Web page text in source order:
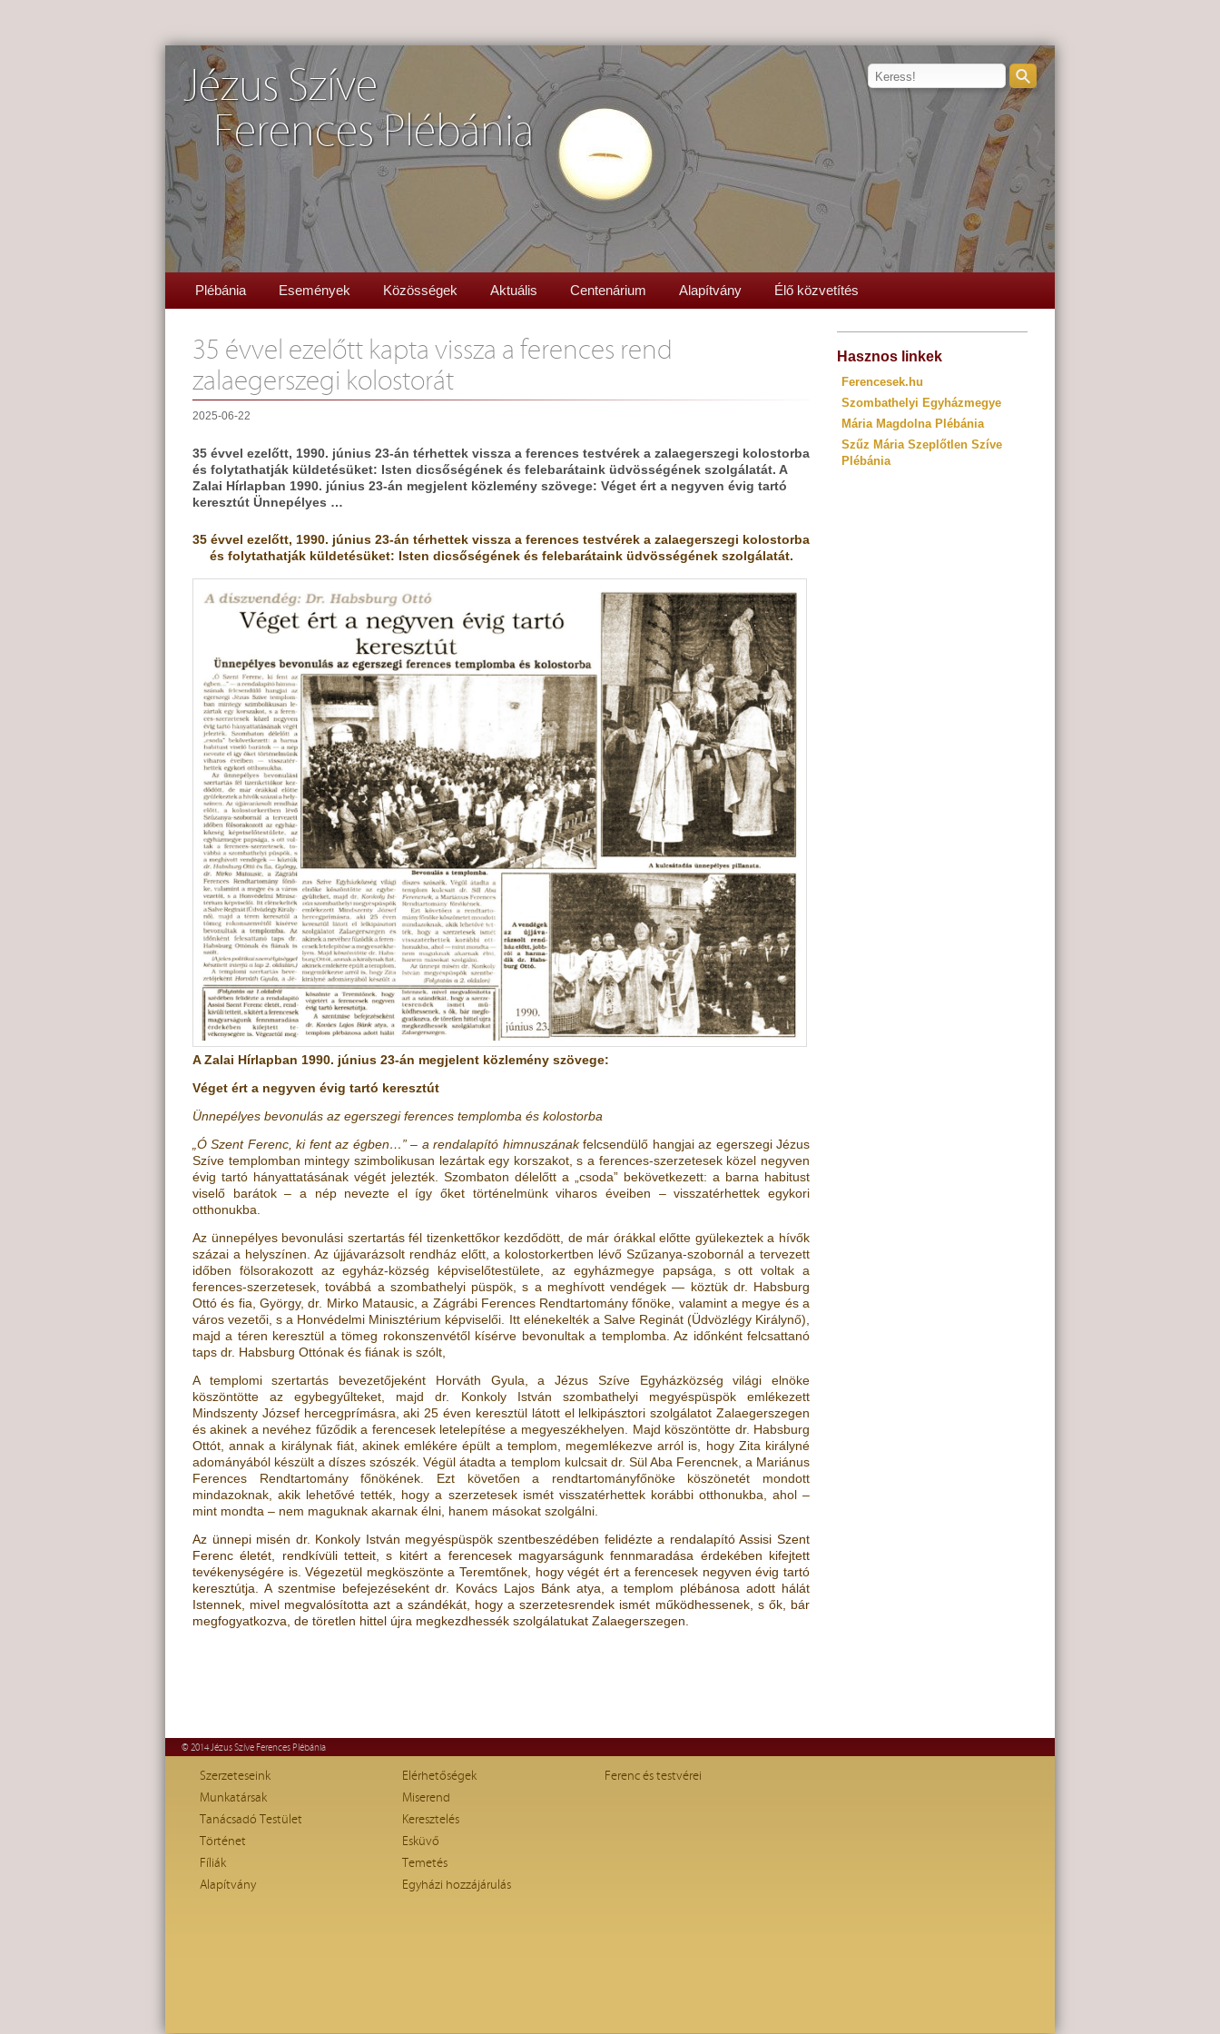
Jézus Szíve
Ferences Plébánia
Plébánia Események Közösségek Aktuális Centenárium Alapítvány Élő közvetítés
35 évvel ezelőtt kapta vissza a ferences rend
zalaegerszegi kolostorát
2025-06-22
35 évvel ezelőtt, 1990. június 23-án térhettek vissza a ferences testvérek a zalaegerszegi kolostorba
és folytathatják küldetésüket: Isten dicsőségének és felebarátaink üdvösségének szolgálatát. A
Zalai Hírlapban 1990. június 23-án megjelent közlemény szövege: Véget ért a negyven évig tartó
keresztút Ünnepélyes …
35 évvel ezelőtt, 1990. június 23-án térhettek vissza a ferences testvérek a zalaegerszegi kolostorba
és folytathatják küldetésüket: Isten dicsőségének és felebarátaink üdvösségének szolgálatát.
A Zalai Hírlapban 1990. június 23-án megjelent közlemény szövege:
Véget ért a negyven évig tartó keresztút
Ünnepélyes bevonulás az egerszegi ferences templomba és kolostorba
„Ó Szent Ferenc, ki fent az égben…” – a rendalapító himnuszánakfelcsendülő hangjai az egerszegi Jézus
Szíve templomban mintegy szimbolikusan lezártak egy korszakot, s a ferences-szerzetesek közel negyven
évig tartó hányattatásának végét jelezték. Szombaton délelőtt a „csoda” bekövetkezett: a barna habitust
viselő barátok – a nép nevezte el így őket történelmünk viharos éveiben – visszatérhettek egykori
otthonukba.
Az ünnepélyes bevonulási szertartás fél tizenkettőkor kezdődött, de már órákkal előtte gyülekeztek a hívők
százai a helyszínen. Az újjávarázsolt rendház előtt, a kolostorkertben lévő Szűzanya-szobornál a tervezett
időben fölsorakozott az egyház-község képviselőtestülete, az egyházmegye papsága, s ott voltak a
ferences-szerzetesek, továbbá a szombathelyi püspök, s a meghívott vendégek — köztük dr. Habsburg
Ottó és fia, György, dr. Mirko Matausic, a Zágrábi Ferences Rendtartomány főnöke, valamint a megye és a
város vezetői, s a Honvédelmi Minisztérium képviselői. Itt elénekelték a Salve Reginát (Üdvözlégy Királynő),
majd a téren keresztül a tömeg rokonszenvétől kísérve bevonultak a templomba. Az időnként felcsattanó
taps dr. Habsburg Ottónak és fiának is szólt,
A templomi szertartás bevezetőjeként Horváth Gyula, a Jézus Szíve Egyházközség világi elnöke
köszöntötte az egybegyűlteket, majd dr. Konkoly István szombathelyi megyéspüspök emlékezett
Mindszenty József hercegprímásra, aki 25 éven keresztül látott el lelkipásztori szolgálatot Zalaegerszegen
és akinek a nevéhez fűződik a ferencesek letelepítése a megyeszékhelyen. Majd köszöntötte dr. Habsburg
Ottót, annak a királynak fiát, akinek emlékére épült a templom, megemlékezve arról is, hogy Zita királyné
adományából készült a díszes szószék. Végül átadta a templom kulcsait dr. Sül Aba Ferencnek, a Mariánus
Ferences Rendtartomány főnökének. Ezt követően a rendtartományfőnöke köszönetét mondott
mindazoknak, akik lehetővé tették, hogy a szerzetesek ismét visszatérhettek korábbi otthonukba, ahol –
mint mondta – nem maguknak akarnak élni, hanem másokat szolgálni.
Az ünnepi misén dr. Konkoly István megyéspüspök szentbeszédében felidézte a rendalapító Assisi Szent
Ferenc életét, rendkívüli tetteit, s kitért a ferencesek magyarságunk fennmaradása érdekében kifejtett
tevékenységére is. Végezetül megköszönte a Teremtőnek, hogy végét ért a ferencesek negyven évig tartó
keresztútja. A szentmise befejezéseként dr. Kovács Lajos Bánk atya, a templom plébánosa adott hálát
Istennek, mivel megvalósította azt a szándékát, hogy a szerzetesrendek ismét működhessenek, s ők, bár
megfogyatkozva, de töretlen hittel újra megkezdhessék szolgálatukat Zalaegerszegen.
Hasznos linkek
Ferencesek.hu
Szombathelyi Egyházmegye
Mária Magdolna Plébánia
Szűz Mária Szeplőtlen Szíve
Plébánia
© 2014 Jézus Szíve Ferences Plébánia
Szerzeteseink
Munkatársak
Tanácsadó Testület
Történet
Fíliák
Alapítvány
Elérhetőségek
Miserend
Keresztelés
Esküvő
Temetés
Egyházi hozzájárulás
Ferenc és testvérei